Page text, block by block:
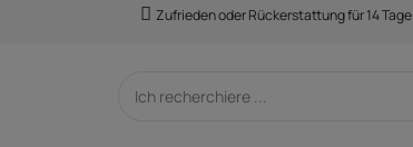
Zufrieden oder Rückerstattung für 14 Tage